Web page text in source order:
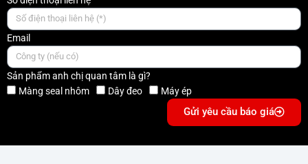
Email
Sản phẩm anh chị quan tâm là gì?
Màng seal nhôm
Dây đeo Máy ép
Gửi yêu cầu báo giá